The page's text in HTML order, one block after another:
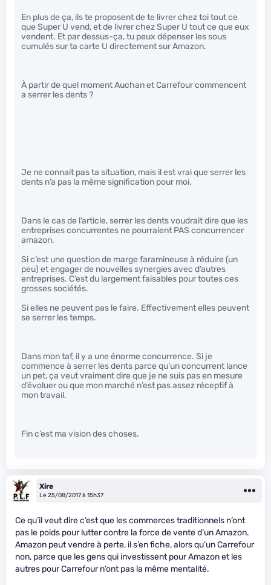
En plus de ça, ils te proposent de te livrer chez toi tout ce
que Super U vend, et de livrer chez Super U tout ce que eux
vendent. Et par dessus-ça, tu peux dépenser les sous
cumulés sur ta carte U directement sur Amazon.
À partir de quel moment Auchan et Carrefour commencent
a serrer les dents ?
Je ne connait pas ta situation, mais il est vrai que serrer les
dents n’a pas la même signification pour moi.
Dans le cas de l’article, serrer les dents voudrait dire que les
entreprises concurrentes ne pourraient PAS concurrencer
amazon.
Si c’est une question de marge faramineuse à réduire (un
peu) et engager de nouvelles synergies avec d’autres
entreprises. C’est du largement faisables pour toutes ces
grosses sociétés.
Si elles ne peuvent pas le faire. Effectivement elles peuvent
se serrer les temps.
Dans mon taf, il y a une énorme concurrence. Si je
commence à serrer les dents parce qu’un concurrent lance
un pet, ça veut vraiment dire que je ne suis pas en mesure
d’évoluer ou que mon marché n’est pas assez réceptif à
mon travail.
Fin c’est ma vision des choses.
Xire
Le 25/08/2017 à 15h37
Ce qu’il veut dire c’est que les commerces traditionnels n’ont
pas le poids pour lutter contre la force de vente d’un Amazon.
Amazon peut vendre à perte, il s’en fiche, alors qu’un Carrefour
non, parce que les gens qui investissent pour Amazon et les
autres pour Carrefour n’ont pas la même mentalité.